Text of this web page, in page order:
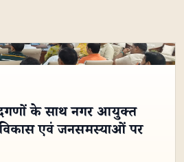
के साथ नगर आयुक्त
एवं जनसमस्याओं पर